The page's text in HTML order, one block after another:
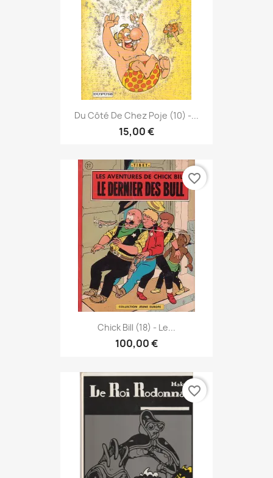
Du Côté De Chez Poje (10) -...
15,00 €
Chick Bill (18) - Le...
100,00 €
favorite_border
favorite_border